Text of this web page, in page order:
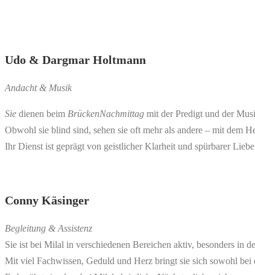
Udo & Dargmar Holtmann
Andacht & Musik
Sie dienen beim BrückenNachmittag mit der Predigt und der
Obwohl sie blind sind, sehen sie oft mehr als andere – mit dem
Ihr Dienst ist geprägt von geistlicher Klarheit und spürbarer
Conny Käsinger
Begleitung & Assistenz
Sie ist bei Milal in verschiedenen Bereichen aktiv, besonders in
Mit viel Fachwissen, Geduld und Herz bringt sie sich sowohl bei